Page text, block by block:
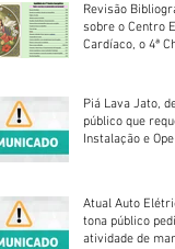
Revisão
sobre o Centro
Cardíaco, o 4ª
Piá Lava Jato,
público que
Instalação e
Atual Auto
tona público
atividade de